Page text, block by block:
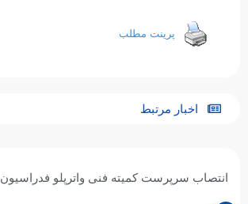
پرینت مطلب
اخبار مرتبط
انتصاب سرپرست کمیته فنی واترپلو